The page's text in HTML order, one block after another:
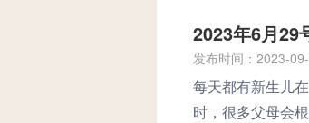
2023年6月29
发布时间：2023-
每天都有新生儿
时，很多父母会